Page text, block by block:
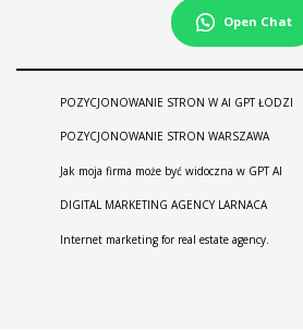
Open Chat
POZYCJONOWANIE STRON W AI GPT ŁODZI
POZYCJONOWANIE STRON WARSZAWA
Jak moja firma może być widoczna w GPT AI
DIGITAL MARKETING AGENCY LARNACA
Internet marketing for real estate agency.